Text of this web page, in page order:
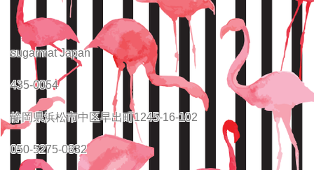
sugarmat Japan
435-0054
静岡県浜松市中区早出町1245-16-102
050-5275-0632